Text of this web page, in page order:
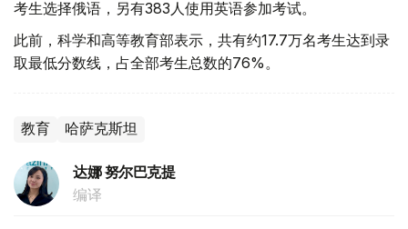
考生选择俄语，另有383人使用英语参加考试。
此前，科学和高等教育部表示，共有约17.7万名考生达到录
取最低分数线，占全部考生总数的76%。
教育 哈萨克斯坦
达娜 努尔巴克提
编译